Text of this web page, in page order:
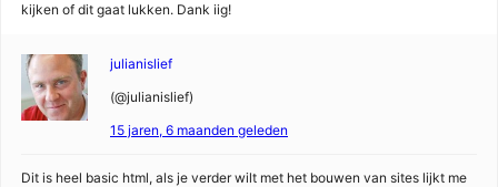
kijken of dit gaat lukken. Dank iig!
julianislief
(@julianislief)
15 jaren, 6 maanden geleden
Dit is heel basic html, als je verder wilt met het bouwen van sites lijkt me